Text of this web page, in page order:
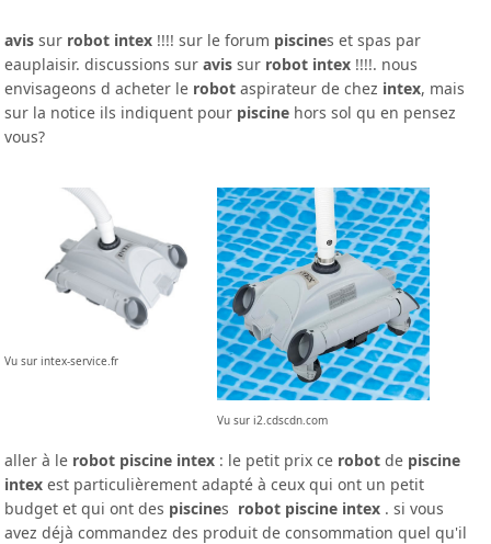
avis sur robot intex !!!! sur le forum piscines et spas par
eauplaisir. discussions suravis sur robot intex !!!!. nous
envisageons d acheter le robot aspirateur de chez intex, mais
sur la notice ils indiquent pour piscine hors sol qu en pensez
vous?
Vu sur intex-service.fr
Vu sur i2.cdscdn.com
aller à le robot piscine intex : le petit prix ce robot de piscine
intex est particulièrement adapté à ceux qui ont un petit
budget et qui ont des piscines robot piscine intex . si vous
avez déjà commandez des produit de consommation quel qu'il